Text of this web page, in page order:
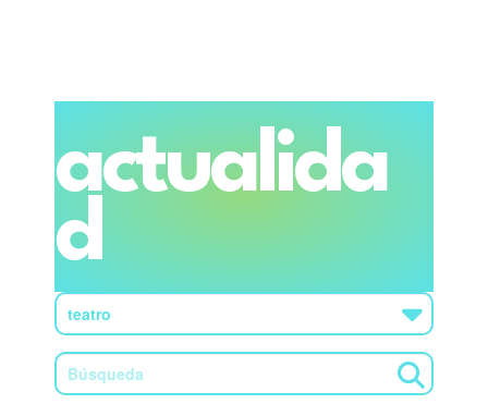
actualida
d